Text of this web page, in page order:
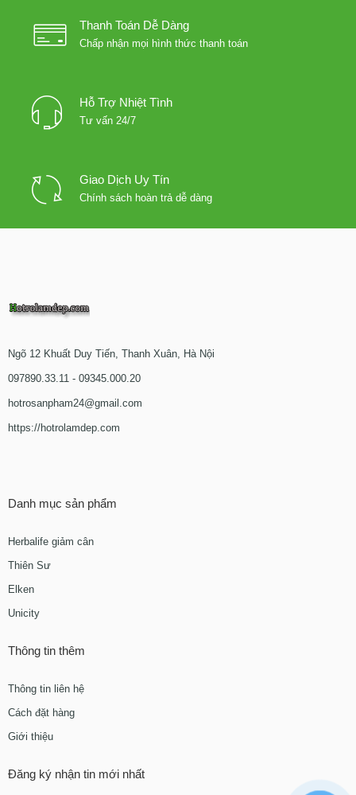
Thanh Toán Dễ Dàng
Chấp nhận mọi hình thức thanh toán
Hỗ Trợ Nhiệt Tình
Tư vấn 24/7
Giao Dịch Uy Tín
Chính sách hoàn trả dễ dàng
Ngõ 12 Khuất Duy Tiến, Thanh Xuân, Hà Nội
097890.33.11 - 09345.000.20
hotrosanpham24@gmail.com
https://hotrolamdep.com
Danh mục sản phẩm
Herbalife giảm cân
Thiên Sư
Elken
Unicity
Thông tin thêm
Thông tin liên hệ
Cách đặt hàng
Giới thiệu
Đăng ký nhận tin mới nhất